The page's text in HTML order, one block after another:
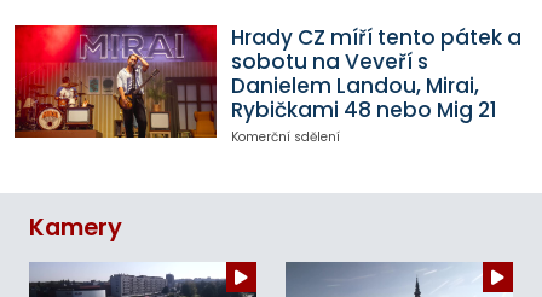
Hrady CZ míří tento pátek a
sobotu na Veveří s
Danielem Landou, Mirai,
Rybičkami 48 nebo Mig 21
Komerční sdělení
Kamery